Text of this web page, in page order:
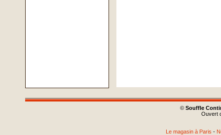
© Souffle
Ouvert
Le magasin à Paris -